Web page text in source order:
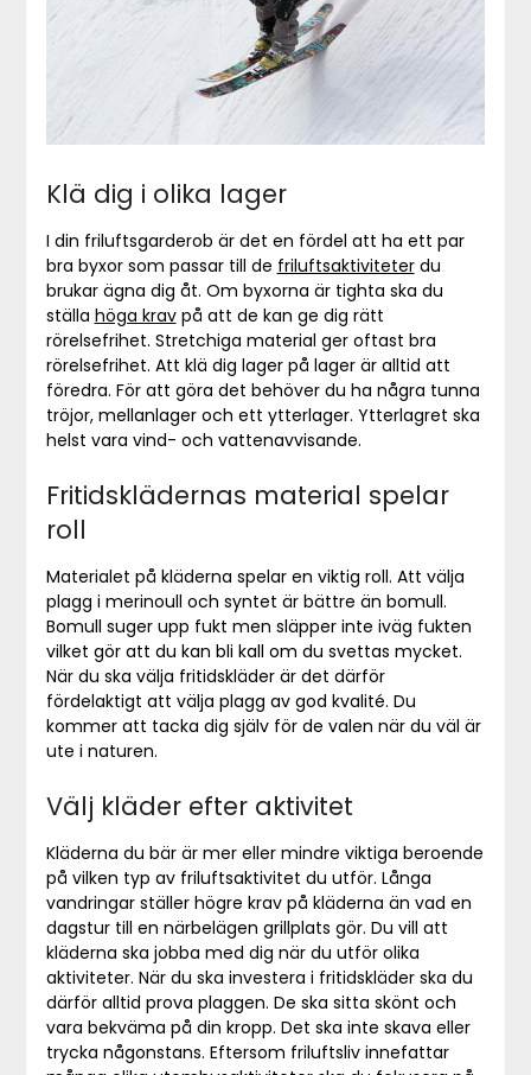
Klä dig i olika lager
I din friluftsgarderob är det en fördel att ha ett par
bra byxor som passar till de friluftsaktiviteterdu
brukar ägna dig åt. Om byxorna är tighta ska du
ställa höga kravpå att de kan ge dig rätt
rörelsefrihet. Stretchiga material ger oftast bra
rörelsefrihet. Att klä dig lager på lager är alltid att
föredra. För att göra det behöver du ha några tunna
tröjor, mellanlager och ett ytterlager. Ytterlagret ska
helst vara vind- och vattenavvisande.
Fritidsklädernas material spelar
roll
Materialet på kläderna spelar en viktig roll. Att välja
plagg i merinoull och syntet är bättre än bomull.
Bomull suger upp fukt men släpper inte iväg fukten
vilket gör att du kan bli kall om du svettas mycket.
När du ska välja fritidskläder är det därför
fördelaktigt att välja plagg av god kvalité. Du
kommer att tacka dig själv för de valen när du väl är
ute i naturen.
Välj kläder efter aktivitet
Kläderna du bär är mer eller mindre viktiga beroende
på vilken typ av friluftsaktivitet du utför. Långa
vandringar ställer högre krav på kläderna än vad en
dagstur till en närbelägen grillplats gör. Du vill att
kläderna ska jobba med dig när du utför olika
aktiviteter. När du ska investera i fritidskläder ska du
därför alltid prova plaggen. De ska sitta skönt och
vara bekväma på din kropp. Det ska inte skava eller
trycka någonstans. Eftersom friluftsliv innefattar